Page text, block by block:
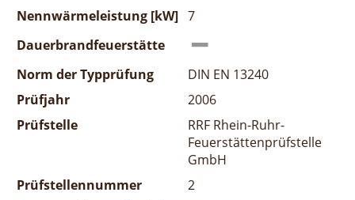
Nennwärmeleistung [kW] 7
Dauerbrandfeuerstätte
Norm der Typprüfung
DIN EN 13240
Prüfjahr
2006
Prüfstelle
RRF Rhein-Ruhr-
Feuerstättenprüfstelle
GmbH
Prüfstellennummer
2